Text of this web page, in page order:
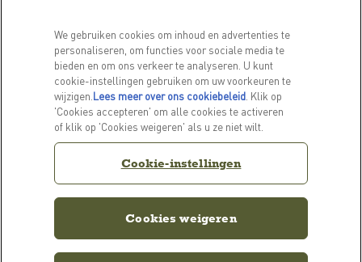
PRODUCTEN
Voor honden
Voor katten
ONTDEK MEER
Ons verhaal
Veelgestelde vragen
GERELATEERDE LINKS
ACANA Facebook
ACANA Instagram
We gebruiken cookies om inhoud en advertenties te
personaliseren, om functies voor sociale media te
bieden en om ons verkeer te analyseren. U kunt
cookie-instellingen gebruiken om uw voorkeuren te
wijzigen. Lees meer over ons cookiebeleid (opens in a
new tab)
. Klik op
'Cookies accepteren' om alle cookies te activeren
of klik op 'Cookies weigeren' als u ze niet wilt.
Cookie-instellingen
Cookies weigeren